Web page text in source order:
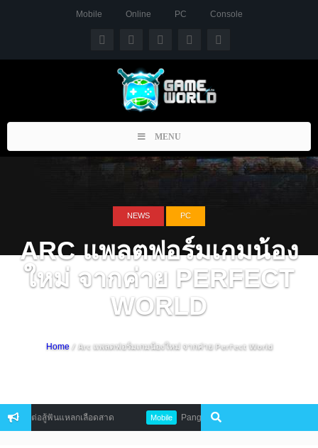
Mobile Online PC Console
Toggle
navigation
MENU
NEWS PC
ARC แพลตฟอร์มเกมน้อง
ใหม่ จากค่าย PERFECT
WORLD
Home/ Arc แพลตฟอร์มเกมน้องใหม่ จากค่าย Perfect World
ารต่อสู้ฟันแหลกเลือดสาด Mobile Pangya Mobile ปล่อยสกรีนช็อตใหม่ออก